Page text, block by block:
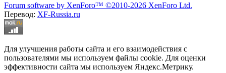
Forum software by XenForo™ ©2010-2026 XenForo Ltd.
Перевод: XF-Russia.ru
Для улучшения работы сайта и его взаимодействия с
пользователями мы используем файлы cookie. Для оценки
эффективности сайта мы используем Яндекс.Метрику.